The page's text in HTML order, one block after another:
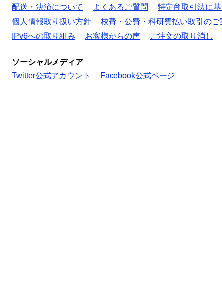
配送・決済について よくあるご質問
特定商取引法に
個人情報取り扱い方針
校費・公費・科研費払い取引のご
IPv6への取り組み
お客様からの声 ご注文の取り消し
ソーシャルメディア
Twitter公式アカウント
Facebook公式ページ